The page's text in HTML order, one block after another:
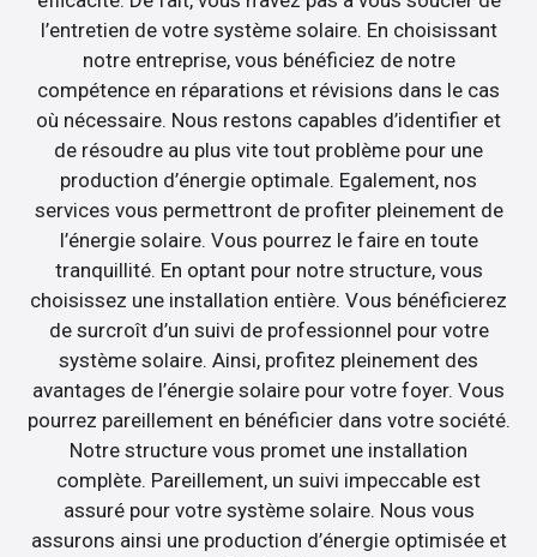
l’entretien de votre système solaire. En choisissant
notre entreprise, vous bénéficiez de notre
compétence en réparations et révisions dans le cas
où nécessaire. Nous restons capables d’identifier et
de résoudre au plus vite tout problème pour une
production d’énergie optimale. Egalement, nos
services vous permettront de profiter pleinement de
l’énergie solaire. Vous pourrez le faire en toute
tranquillité. En optant pour notre structure, vous
choisissez une installation entière. Vous bénéficierez
de surcroît d’un suivi de professionnel pour votre
système solaire. Ainsi, profitez pleinement des
avantages de l’énergie solaire pour votre foyer. Vous
pourrez pareillement en bénéficier dans votre société.
Notre structure vous promet une installation
complète. Pareillement, un suivi impeccable est
assuré pour votre système solaire. Nous vous
assurons ainsi une production d’énergie optimisée et